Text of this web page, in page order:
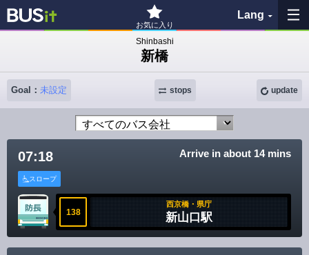
お気に入り
Lang
各バス会社リンク先
問題を報告
Shinbashi
新橋
Goal： 未設定 update
stops
07:18 Arrive in about 14 mins
スロープ
138
西京橋・県庁
新山口駅